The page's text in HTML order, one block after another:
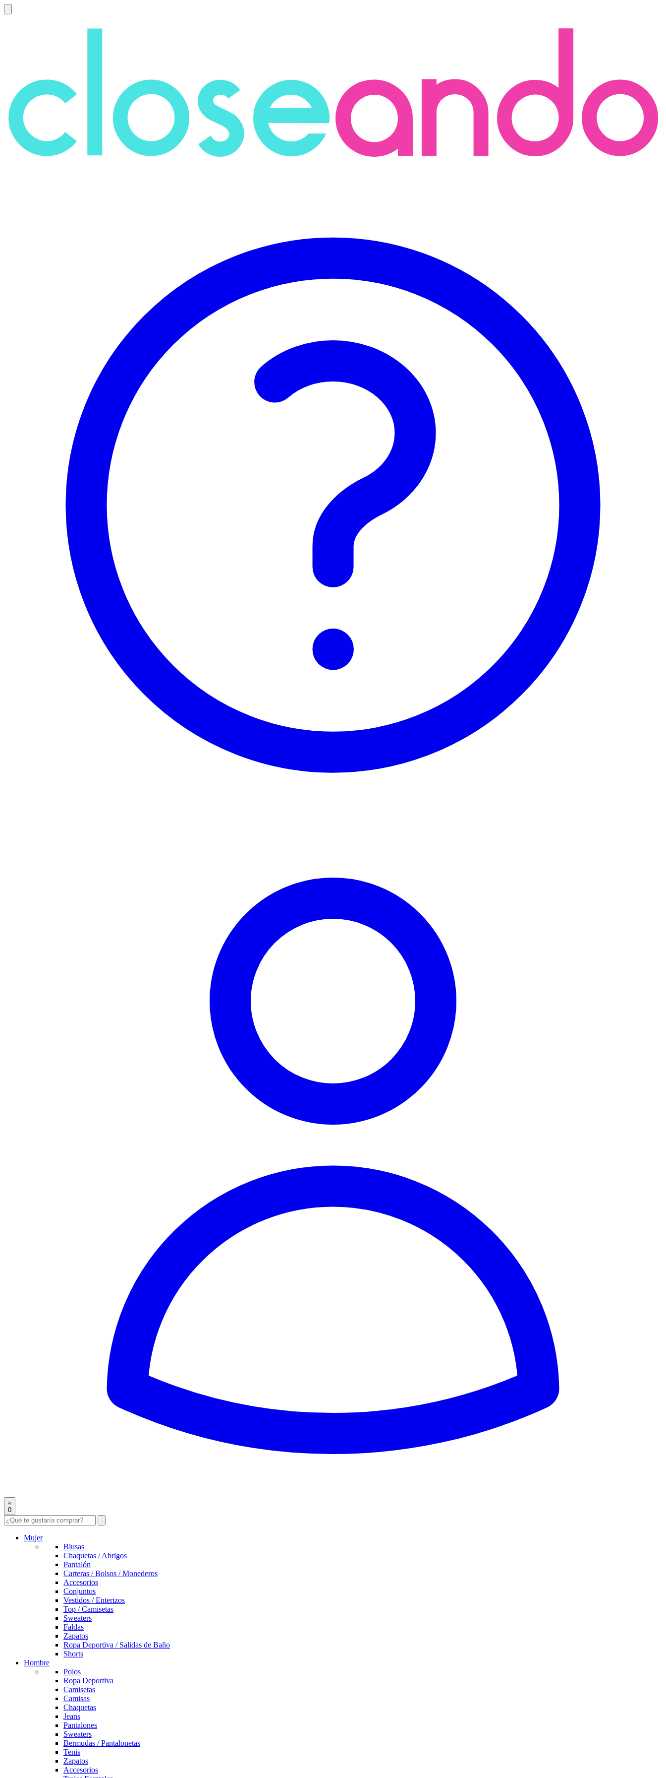
0
Mujer
Blusas
Chaquetas / Abrigos
Pantalón
Carteras / Bolsos / Monederos
Accesorios
Conjuntos
Vestidos / Enterizos
Top / Camisetas
Sweaters
Faldas
Zapatos
Ropa Deportiva / Salidas de Baño
Shorts
Hombre
Polos
Ropa Deportiva
Camisetas
Camisas
Chaquetas
Jeans
Pantalones
Sweaters
Bermudas / Pantalonetas
Tenis
Zapatos
Accesorios